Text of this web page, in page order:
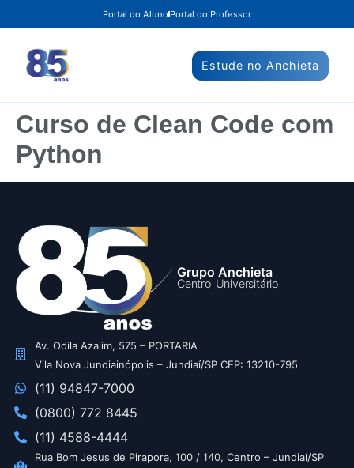
Portal do Aluno Portal do Professor
Estude no Anchieta
Curso de Clean Code com
Python
Grupo Anchieta
Centro Universitário
Av. Odila Azalim, 575 – PORTARIA
Vila Nova Jundiainópolis – Jundiaí/SP CEP: 13210-795
(11) 94847-7000
(0800) 772 8445
(11) 4588-4444
Rua Bom Jesus de Pirapora, 100 / 140, Centro – Jundiaí/SP